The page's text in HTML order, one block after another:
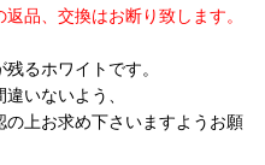
品、交換はお断り致します。
るホワイトです。
いないよう、
上お求め下さいますようお願